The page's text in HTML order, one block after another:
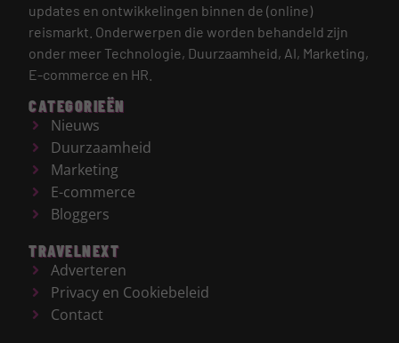
updates en ontwikkelingen binnen de (online)
reismarkt. Onderwerpen die worden behandeld zijn
onder meer Technologie, Duurzaamheid, AI, Marketing,
E-commerce en HR.
CATEGORIEËN
Nieuws
Duurzaamheid
Marketing
E-commerce
Bloggers
TRAVELNEXT
Adverteren
Privacy en Cookiebeleid
Contact